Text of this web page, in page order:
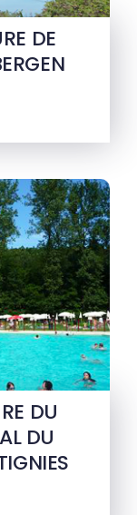
DE
DU
DU